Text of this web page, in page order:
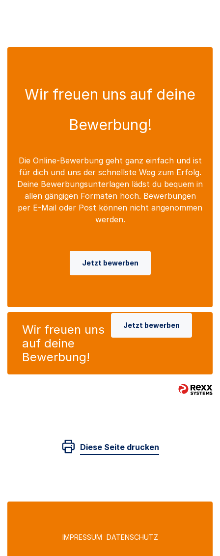
Wir freuen uns auf deine
Bewerbung!
Die Online-Bewerbung geht ganz einfach und ist
für dich und uns der schnellste Weg zum Erfolg.
Deine Bewerbungsunterlagen lädst du bequem in
allen gängigen Formaten hoch. Bewerbungen
per E-Mail oder Post können nicht angenommen
werden.
Jetzt bewerben
Wir freuen uns
auf deine
Bewerbung!
Jetzt bewerben
Diese Seite drucken
IMPRESSUM DATENSCHUTZ